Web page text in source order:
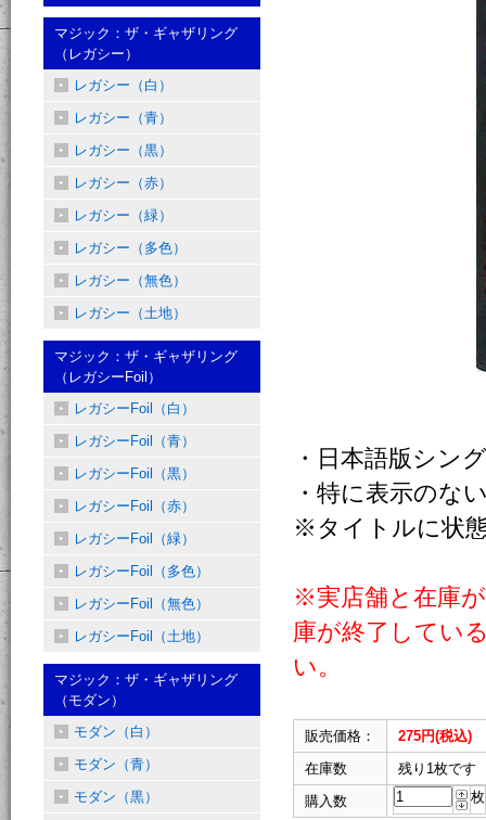
・日本語版シン
・特に表示のな
※タイトルに状
※実店舗と在庫
庫が終了してい
い。
販売価格：
275円(税込)
在庫数
残り1枚です
購入数
枚
マジック：ザ・ギャザリング
（レガシー）
レガシー（白）
レガシー（青）
レガシー（黒）
レガシー（赤）
レガシー（緑）
レガシー（多色）
レガシー（無色）
レガシー（土地）
マジック：ザ・ギャザリング
（レガシーFoil）
レガシーFoil（白）
レガシーFoil（青）
レガシーFoil（黒）
レガシーFoil（赤）
レガシーFoil（緑）
レガシーFoil（多色）
レガシーFoil（無色）
レガシーFoil（土地）
マジック：ザ・ギャザリング
（モダン）
モダン（白）
モダン（青）
モダン（黒）